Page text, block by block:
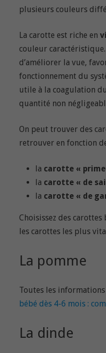
plusieurs couleurs
La carotte est riche en
couleur
d’améliorer la vue,
fonctionnement du
utile à la coagulation
quantité non
On peut trouver des
retrouver en fonction
la carotte «
la carotte « de
la carotte « de
Choisissez des
les carottes les plus
La pomme
Toutes les
bébé dès 4-6 mois :
La dinde